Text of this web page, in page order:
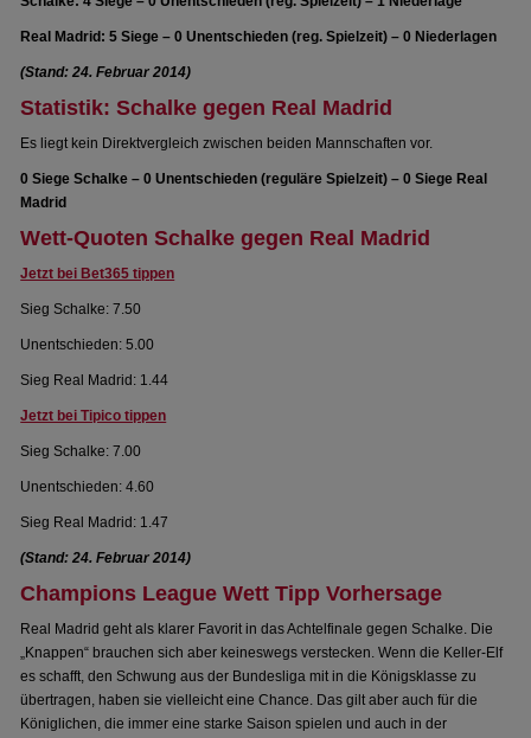
Real Madrid: 5 Siege – 0 Unentschieden (reg. Spielzeit) – 0 Niederlagen
(Stand: 24. Februar 2014)
Statistik: Schalke gegen Real Madrid
Es liegt kein Direktvergleich zwischen beiden Mannschaften vor.
0 Siege Schalke – 0 Unentschieden (reguläre Spielzeit) – 0 Siege Real
Madrid
Wett-Quoten Schalke gegen Real Madrid
Jetzt bei Bet365 tippen
Sieg Schalke: 7.50
Unentschieden: 5.00
Sieg Real Madrid: 1.44
Jetzt bei Tipico tippen
Sieg Schalke: 7.00
Unentschieden: 4.60
Sieg Real Madrid: 1.47
(Stand: 24. Februar 2014)
Champions League Wett Tipp Vorhersage
Real Madrid geht als klarer Favorit in das Achtelfinale gegen Schalke. Die
„Knappen“ brauchen sich aber keineswegs verstecken. Wenn die Keller-Elf
es schafft, den Schwung aus der Bundesliga mit in die Königsklasse zu
übertragen, haben sie vielleicht eine Chance. Das gilt aber auch für die
Königlichen, die immer eine starke Saison spielen und auch in der